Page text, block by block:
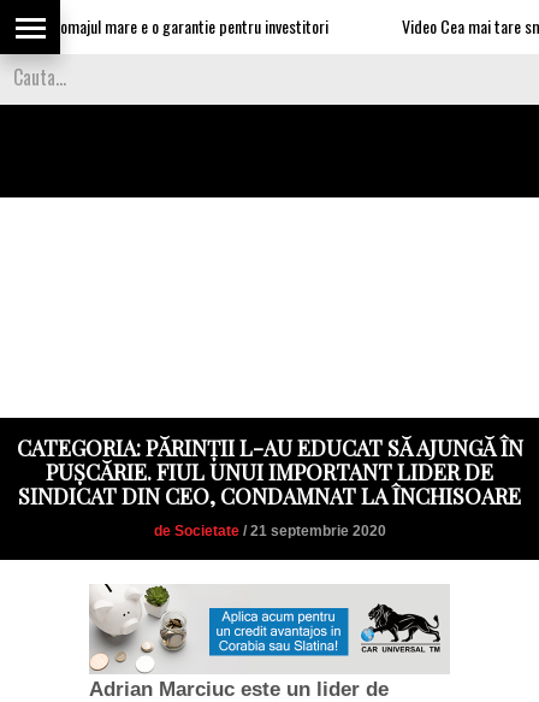
somajul mare e o garantie pentru investitori Video Cea mai tare
CATEGORIA: PĂRINȚII L-AU EDUCAT SĂ AJUNGĂ ÎN
PUȘCĂRIE. FIUL UNUI IMPORTANT LIDER DE
SINDICAT DIN CEO, CONDAMNAT LA ÎNCHISOARE
de Societate/ 21 septembrie 2020
Adrian Marciuc este un lider de